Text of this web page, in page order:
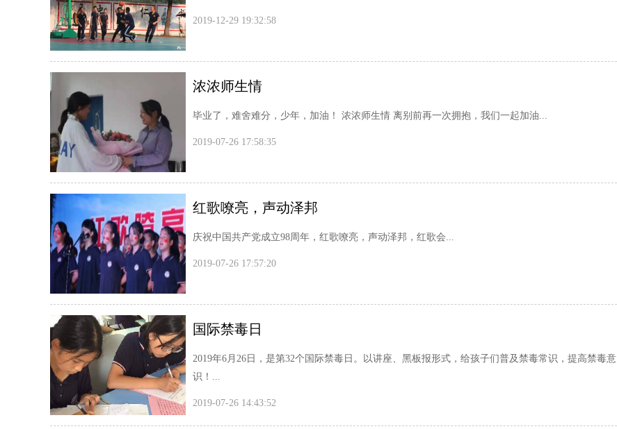
2019-12-29 19:32:58
浓浓师生情
毕业了，难舍难分，少年，加油！ 浓浓师生情 离别前再一次拥抱，我们一起加油...
2019-07-26 17:58:35
红歌嘹亮，声动泽邦
庆祝中国共产党成立98周年，红歌嘹亮，声动泽邦，红歌会...
2019-07-26 17:57:20
国际禁毒日
2019年6月26日，是第32个国际禁毒日。以讲座、黑板报形式，给孩子们普及禁毒常识，提高禁毒意
识！...
2019-07-26 14:43:52